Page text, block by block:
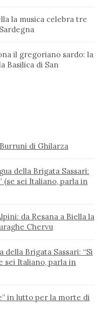
la musica celebra tre
il gregoriano sardo: la
Basilica di San
di Ghilarza
della Brigata Sassari:
(se sei Italiano, parla in
da Resana a Biella la
Chervu
della Brigata Sassari: “Si
sei Italiano, parla in
in lutto per la morte di